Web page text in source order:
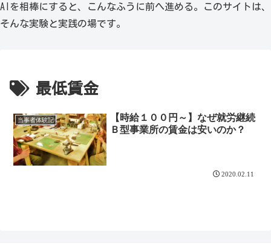
AIを相棒にすると、こんなふうに前へ進める。このサイトは、
そんな実験と実践の場です。
最低賃金
当事者体験記
【時給１００円～】なぜ就労継続
Ｂ型事業所の賃金は安いのか？
2020.02.11